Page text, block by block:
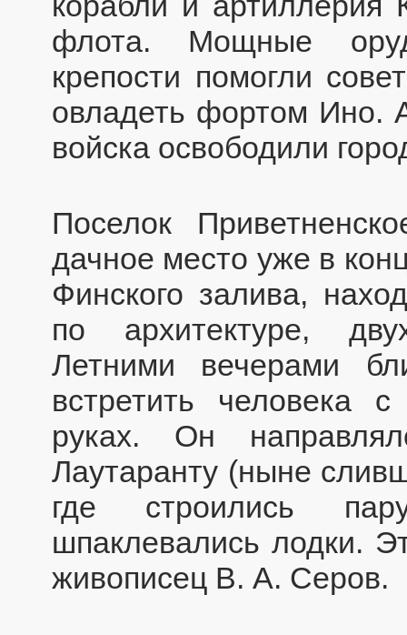
флота. Мощные
крепости помогли
овладеть фортом Ино.
войска освободили
Поселок
дачное место уже в
Финского залива,
по архитектуре,
Летними вечерами
встретить человека
руках. Он
Лаутаранту (ныне
где строились
шпаклевались лодки.
живописец В. А. Серов.